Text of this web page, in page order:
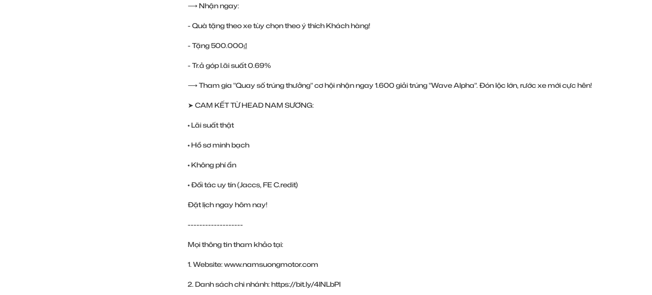
⟶ Nhận ngay:
- Quà tặng theo xe tùy chọn theo ý thích Khách hàng!
- Tặng 500.000₫
- Tr.ả góp l.ãi suất 0.69%
⟶ Tham gia "Quay số trúng thưởng" cơ hội nhận ngay 1.600 giải trúng "Wave Alpha". Đón lộc lớn, rước xe mới cực hên!
➤ CAM KẾT TỪ HEAD NAM SƯƠNG:
• Lãi suất thật
• Hồ sơ minh bạch
• Không phí ẩn
• Đối tác uy tín (Jaccs, FE C.redit)
Đặt lịch ngay hôm nay!
-------------------
Mọi thông tin tham khảo tại:
1. Website:www.namsuongmotor.com
2. Danh sách chi nhánh:https://bit.ly/4lNLbPl